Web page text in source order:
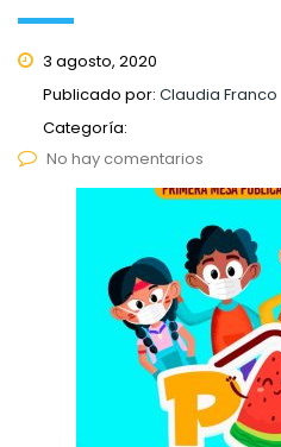
3 agosto, 2020
Publicado por: Claudia Franco
Categoría:
No hay comentarios